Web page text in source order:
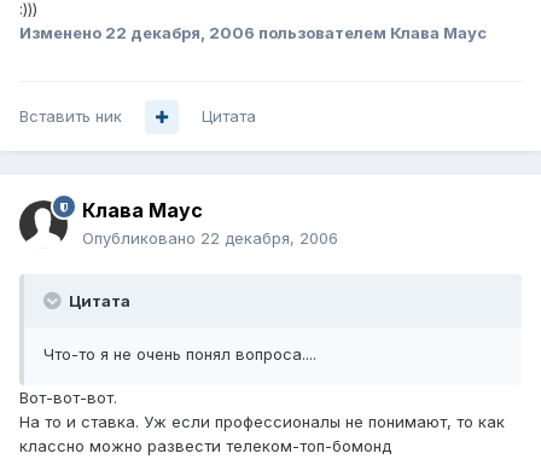
:)))
Изменено 22 декабря, 2006 пользователем Клава Маус
Вставить ник Цитата
Клава Маус
Опубликовано 22 декабря, 2006
Цитата
Что-то я не очень понял вопроса....
Вот-вот-вот.
На то и ставка. Уж если профессионалы не понимают, то как
классно можно развести телеком-топ-бомонд